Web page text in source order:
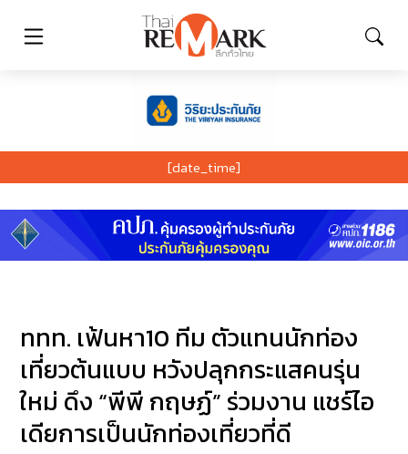
[date_time]
ททท. เฟ้นหา10 ทีม ตัวแทนนักท่อง
เที่ยวต้นแบบ หวังปลุกกระแสคนรุ่น
ใหม่ ดึง “พีพี กฤษฏ์” ร่วมงาน แชร์ไอ
เดียการเป็นนักท่องเที่ยวที่ดี